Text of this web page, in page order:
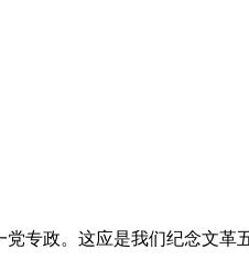
专政。这应是我们纪念文革